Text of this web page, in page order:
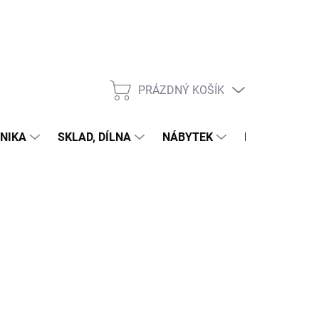
NÁKUPNÍ
PRÁZDNÝ KOŠÍK
SKLAD, DÍLNA NÁBYTEK DŮM A